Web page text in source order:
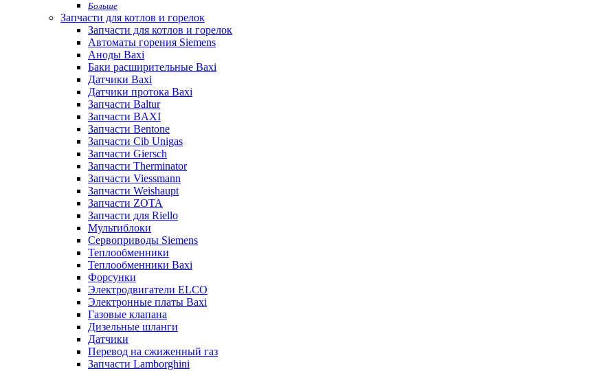
Больше
Запчасти для котлов и горелок
Запчасти для котлов и горелок
Автоматы горения Siemens
Аноды Baxi
Баки расширительные Baxi
Датчики Baxi
Датчики протока Baxi
Запчасти Baltur
Запчасти BAXI
Запчасти Bentone
Запчасти Cib Unigas
Запчасти Giersch
Запчасти Therminator
Запчасти Viessmann
Запчасти Weishaupt
Запчасти ZOTA
Запчасти для Riello
Мультиблоки
Сервоприводы Siemens
Теплообменники
Теплообменники Baxi
Форсунки
Электродвигатели ELCO
Электронные платы Baxi
Газовые клапана
Дизельные шланги
Датчики
Перевод на сжиженный газ
Запчасти Lamborghini